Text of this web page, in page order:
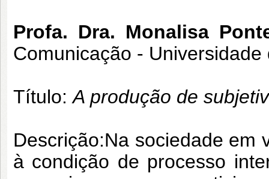
Profa. Dra. Monalisa
Comunicação -
Título:A produção de
Descrição:Na sociedade em
à condição de processo